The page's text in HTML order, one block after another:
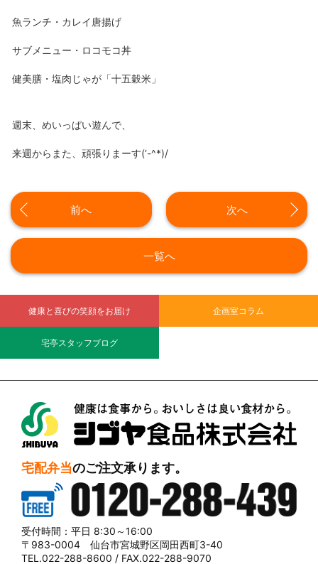
魚ランチ・カレイ唐揚げ
サブメニュー・ロコモコ丼
健美膳・塩肉じゃが「十五穀米」
週末、めいっぱい遊んで、
来週からまた、頑張りまーす(‘-^*)/
前へ 次へ
一覧へ
健康と喜びの笑顔をお届け 企画室コラム
宅亭スタッフブログ
宅配弁当のご注文承ります。
0120-288-439
受付時間：平日 8:30～16:00
〒983-0004 仙台市宮城野区岡田西町3-40
TEL.022-288-8600 / FAX.022-288-9070